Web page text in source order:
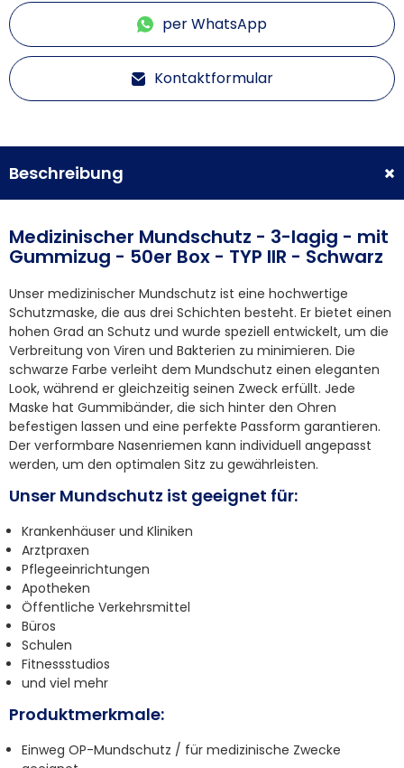
per WhatsApp
Kontaktformular
Beschreibung
Medizinischer Mundschutz - 3-lagig - mit
Gummizug - 50er Box - TYP IIR - Schwarz
Unser medizinischer Mundschutz ist eine hochwertige
Schutzmaske, die aus drei Schichten besteht. Er bietet einen
hohen Grad an Schutz und wurde speziell entwickelt, um die
Verbreitung von Viren und Bakterien zu minimieren. Die
schwarze Farbe verleiht dem Mundschutz einen eleganten
Look, während er gleichzeitig seinen Zweck erfüllt. Jede
Maske hat Gummibänder, die sich hinter den Ohren
befestigen lassen und eine perfekte Passform garantieren.
Der verformbare Nasenriemen kann individuell angepasst
werden, um den optimalen Sitz zu gewährleisten.
Unser Mundschutz ist geeignet für:
Krankenhäuser und Kliniken
Arztpraxen
Pflegeeinrichtungen
Apotheken
Öffentliche Verkehrsmittel
Büros
Schulen
Fitnessstudios
und viel mehr
Produktmerkmale:
Einweg OP-Mundschutz / für medizinische Zwecke